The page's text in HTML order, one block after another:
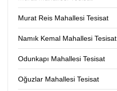
Murat Reis Mahallesi Tesisat
Namık Kemal Mahallesi Tesisat
Odunkapı Mahallesi Tesisat
Oğuzlar Mahallesi Tesisat